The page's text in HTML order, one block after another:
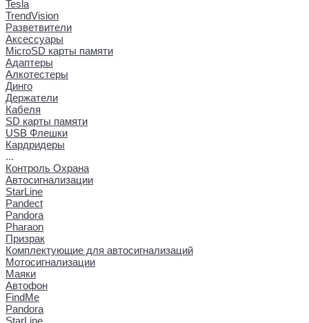
Tesla
TrendVision
Разветвители
Аксессуары
MicroSD карты памяти
Адаптеры
Алкотестеры
Динго
Держатели
Кабеля
SD карты памяти
USB Флешки
Кардридеры
...
Контроль Охрана
Автосигнализации
StarLine
Pandect
Pandora
Pharaon
Призрак
Комплектующие для автосигнализаций
Мотосигнализации
Маяки
Автофон
FindMe
Pandora
StarLine